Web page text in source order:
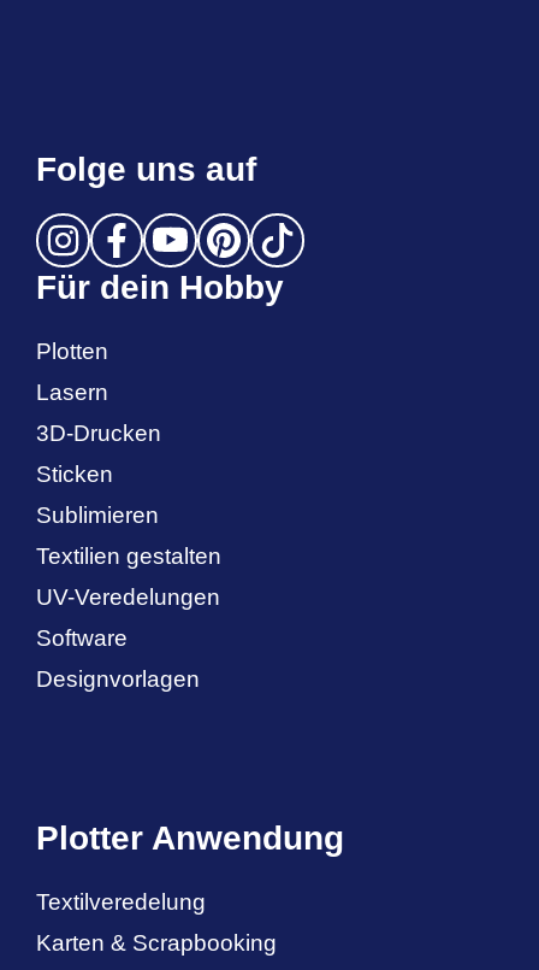
Folge uns auf
Für dein Hobby
Plotten
Lasern
3D-Drucken
Sticken
Sublimieren
Textilien gestalten
UV-Veredelungen
Software
Designvorlagen
Plotter Anwendung
Textilveredelung
Karten & Scrapbooking